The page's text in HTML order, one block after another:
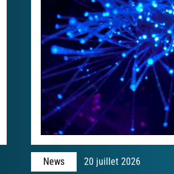
News 20 juillet 2026